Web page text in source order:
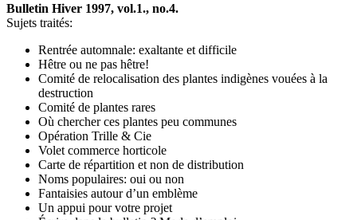
Bulletin Hiver 1997, vol.1., no.4.
Sujets traités:
Rentrée automnale: exaltante et difficile
Hêtre ou ne pas hêtre!
Comité de relocalisation des plantes indigènes vouées à la
destruction
Comité de plantes rares
Où chercher ces plantes peu communes
Opération Trille & Cie
Volet commerce horticole
Carte de répartition et non de distribution
Noms populaires: oui ou non
Fantaisies autour d’un emblème
Un appui pour votre projet